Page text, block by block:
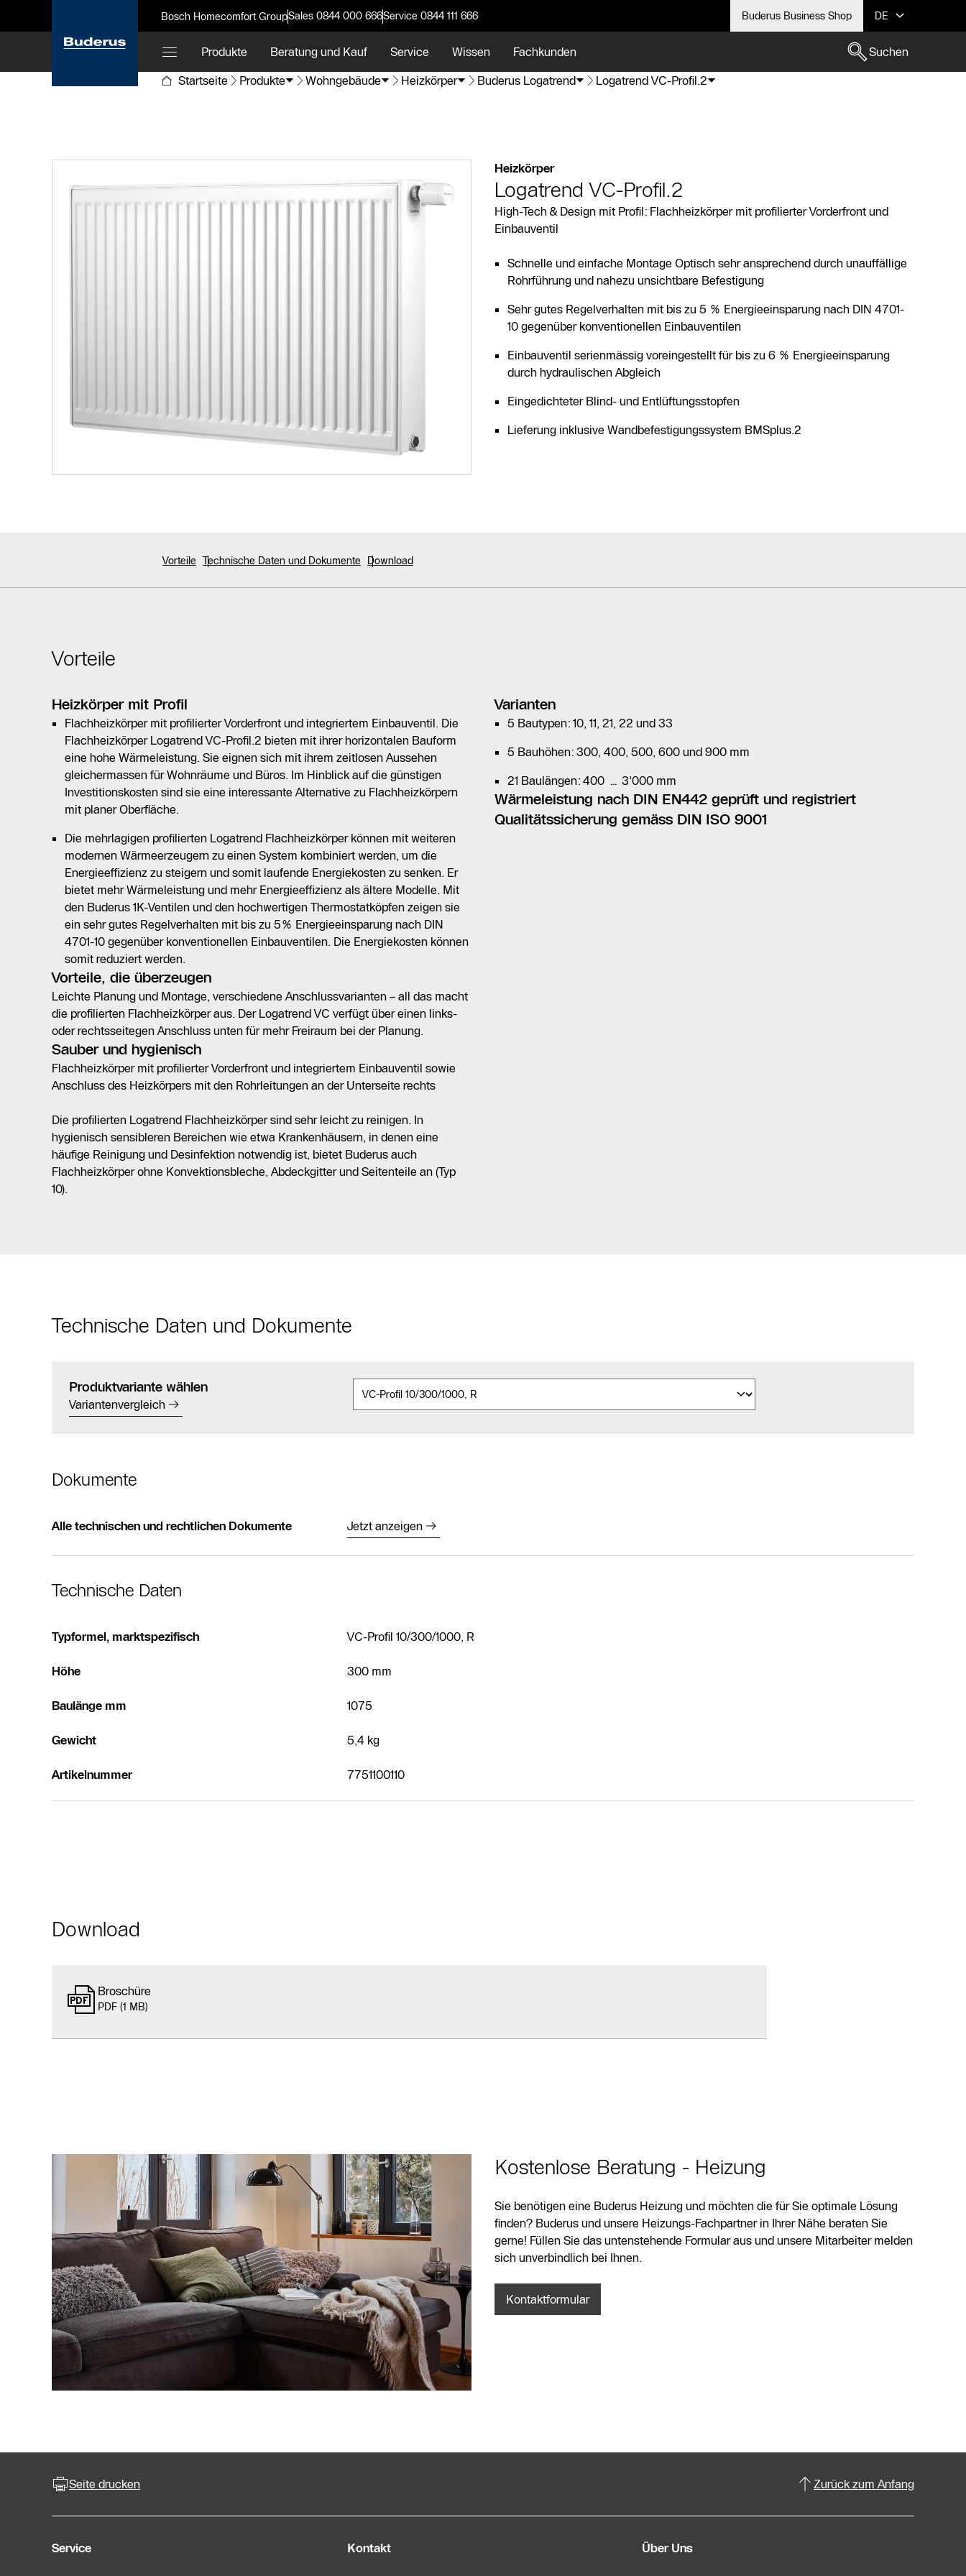
Bosch Homecomfort GroupSales 0844 000 666Service 0844 111 666 Buderus Business Shop DE
Produkte Beratung und Kauf Service Wissen Fachkunden
Suchen
Startseite
Produkte Wohngebäude Heizkörper Buderus Logatrend Logatrend VC-Profil.2
Heizkörper
Logatrend VC-Profil.2
High-Tech & Design mit Profil: Flachheizkörper mit profilierter Vorderfront und
Einbauventil
Schnelle und einfache Montage Optisch sehr ansprechend durch unauffällige
Rohrführung und nahezu unsichtbare Befestigung
Sehr gutes Regelverhalten mit bis zu 5 % Energieeinsparung nach DIN 4701-
10 gegenüber konventionellen Einbauventilen
Einbauventil serienmässig voreingestellt für bis zu 6 % Energieeinsparung
durch hydraulischen Abgleich
Eingedichteter Blind- und Entlüftungsstopfen
Lieferung inklusive Wandbefestigungssystem BMSplus.2
Vorteile Technische Daten und Dokumente Download
Vorteile
Heizkörper mit Profil
Flachheizkörper mit profilierter Vorderfront und integriertem Einbauventil. Die
Flachheizkörper Logatrend VC-Profil.2 bieten mit ihrer horizontalen Bauform
eine hohe Wärmeleistung. Sie eignen sich mit ihrem zeitlosen Aussehen
gleichermassen für Wohnräume und Büros. Im Hinblick auf die günstigen
Investitionskosten sind sie eine interessante Alternative zu Flachheizkörpern
mit planer Oberfläche.
Die mehrlagigen profilierten Logatrend Flachheizkörper können mit weiteren
modernen Wärmeerzeugern zu einen System kombiniert werden, um die
Energieeffizienz zu steigern und somit laufende Energiekosten zu senken. Er
bietet mehr Wärmeleistung und mehr Energieeffizienz als ältere Modelle. Mit
den Buderus 1K-Ventilen und den hochwertigen Thermostatköpfen zeigen sie
ein sehr gutes Regelverhalten mit bis zu 5% Energieeinsparung nach DIN
4701-10 gegenüber konventionellen Einbauventilen. Die Energiekosten können
somit reduziert werden.
Vorteile, die überzeugen
Leichte Planung und Montage, verschiedene Anschlussvarianten – all das macht
die profilierten Flachheizkörper aus. Der Logatrend VC verfügt über einen links-
oder rechtsseitegen Anschluss unten für mehr Freiraum bei der Planung.
Sauber und hygienisch
Flachheizkörper mit profilierter Vorderfront und integriertem Einbauventil sowie
Anschluss des Heizkörpers mit den Rohrleitungen an der Unterseite rechts
Die profilierten Logatrend Flachheizkörper sind sehr leicht zu reinigen. In
hygienisch sensibleren Bereichen wie etwa Krankenhäusern, in denen eine
häufige Reinigung und Desinfektion notwendig ist, bietet Buderus auch
Flachheizkörper ohne Konvektionsbleche, Abdeckgitter und Seitenteile an (Typ
10).
Varianten
5 Bautypen: 10, 11, 21, 22 und 33
5 Bauhöhen: 300, 400, 500, 600 und 900 mm
21 Baulängen: 400 … 3'000 mm
Wärmeleistung nach DIN EN442 geprüft und registriert
Qualitätssicherung gemäss DIN ISO 9001
Technische Daten und Dokumente
Produktvariante wählen
Variantenvergleich
Dokumente
Alle technischen und rechtlichen Dokumente Jetzt anzeigen
Technische Daten
Typformel, marktspezifisch VC-Profil 10/300/1000, R
Höhe 300 mm
Baulänge mm 1075
Gewicht 5,4 kg
Artikelnummer 7751100110
Download
Broschüre
PDF (1 MB)
Kostenlose Beratung - Heizung
Sie benötigen eine Buderus Heizung und möchten die für Sie optimale Lösung
finden? Buderus und unsere Heizungs-Fachpartner in Ihrer Nähe beraten Sie
gerne! Füllen Sie das untenstehende Formular aus und unsere Mitarbeiter melden
sich unverbindlich bei Ihnen.
Kontaktformular
Suche
Seite drucken Zurück zum Anfang
Service Kontakt Über Uns